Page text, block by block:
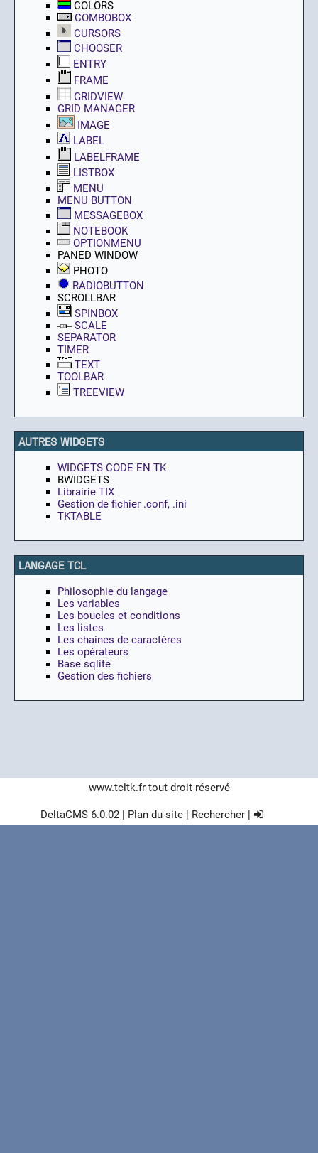
COLORS
COMBOBOX
CURSORS
CHOOSER
ENTRY
FRAME
GRIDVIEW
GRID MANAGER
IMAGE
LABEL
LABELFRAME
LISTBOX
MENU
MENU BUTTON
MESSAGEBOX
NOTEBOOK
OPTIONMENU
PANED WINDOW
PHOTO
RADIOBUTTON
SCROLLBAR
SPINBOX
SCALE
SEPARATOR
TIMER
TEXT
TOOLBAR
TREEVIEW
AUTRES WIDGETS
WIDGETS CODE EN TK
BWIDGETS
Librairie TIX
Gestion de fichier .conf, .ini
TKTABLE
LANGAGE TCL
Philosophie du langage
Les variables
Les boucles et conditions
Les listes
Les chaines de caractères
Les opérateurs
Base sqlite
Gestion des fichiers
www.tcltk.frtout droit réservé
DeltaCMS6.0.02| Plan du site| Rechercher|